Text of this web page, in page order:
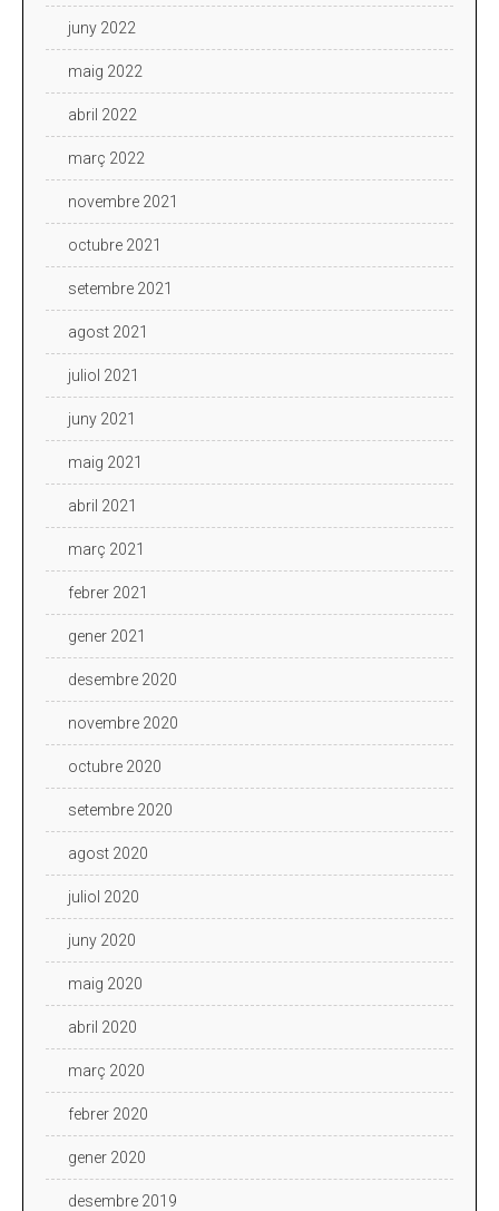
juny 2022
maig 2022
abril 2022
març 2022
novembre 2021
octubre 2021
setembre 2021
agost 2021
juliol 2021
juny 2021
maig 2021
abril 2021
març 2021
febrer 2021
gener 2021
desembre 2020
novembre 2020
octubre 2020
setembre 2020
agost 2020
juliol 2020
juny 2020
maig 2020
abril 2020
març 2020
febrer 2020
gener 2020
desembre 2019